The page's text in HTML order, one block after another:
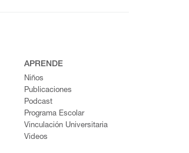
APRENDE
Niños
Publicaciones
Podcast
Programa Escolar
Vinculación Universitaria
Videos